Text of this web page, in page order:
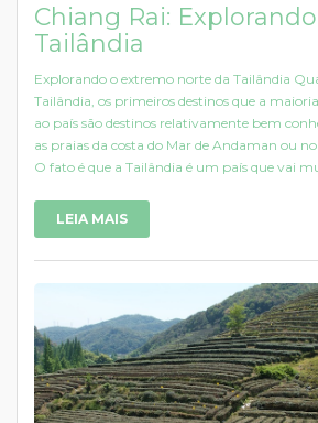
Chiang Rai:
Tailândia
Explorando o extremo norte da Tailândia
Tailândia, os primeiros destinos que a
ao país são destinos relativamente bem
as praias da costa do Mar de Andaman ou
O fato é que a Tailândia é um país que vai
LEIA MAIS